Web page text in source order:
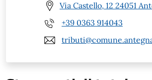
Via Castello, 12 24051
+39 0363 914043